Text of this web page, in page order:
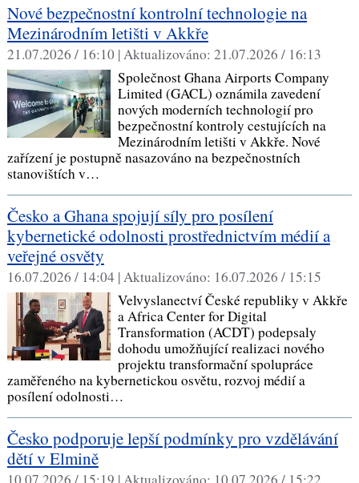
Nové bezpečnostní kontrolní technologie na
Mezinárodním letišti v Akkře
21.07.2026 / 16:10 |Aktualizováno: 21.07.2026 / 16:13
Společnost Ghana Airports Company
Limited (GACL) oznámila zavedení
nových moderních technologií pro
bezpečnostní kontroly cestujících na
Mezinárodním letišti v Akkře. Nové
zařízení je postupně nasazováno na bezpečnostních
stanovištích v…
Česko a Ghana spojují síly pro posílení
kybernetické odolnosti prostřednictvím médií a
veřejné osvěty
16.07.2026 / 14:04 |Aktualizováno: 16.07.2026 / 15:15
Velvyslanectví České republiky v Akkře
a Africa Center for Digital
Transformation (ACDT) podepsaly
dohodu umožňující realizaci nového
projektu transformační spolupráce
zaměřeného na kybernetickou osvětu, rozvoj médií a
posílení odolnosti…
Česko podporuje lepší podmínky pro vzdělávání
dětí v Elmině